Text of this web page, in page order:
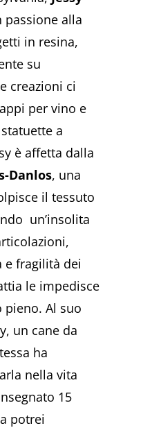
passione alla
in resina,
su
creazioni ci
per vino e
a
è affetta dalla
Danlos, una
il tessuto
un’insolita
e fragilità dei
le impedisce
pieno. Al suo
un cane da
ha
nella vita
15
potrei